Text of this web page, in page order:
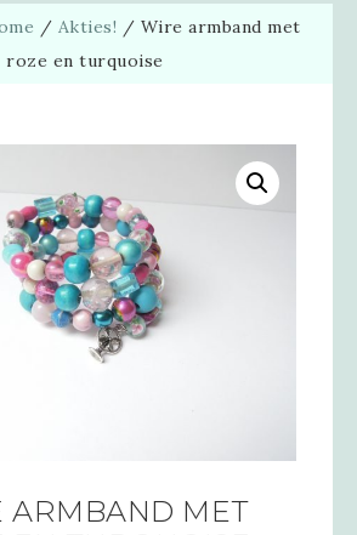
/ Akties! / Wire armband met
roze en turquoise
ARMBAND MET